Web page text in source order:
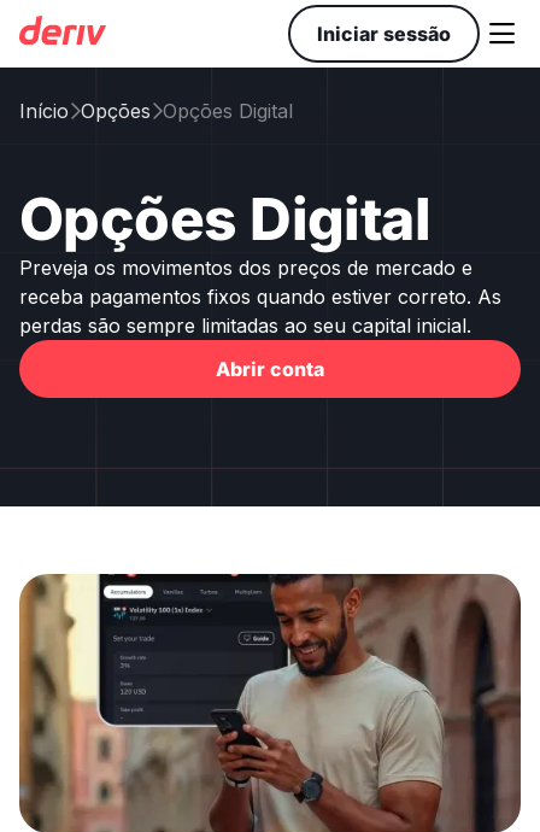
Iniciar sessão 
InícioOpçõesOpções Digital
Opções Digital
Preveja os movimentos dos preços de mercado e
receba pagamentos fixos quando estiver correto. As
perdas são sempre limitadas ao seu capital inicial.
Abrir conta